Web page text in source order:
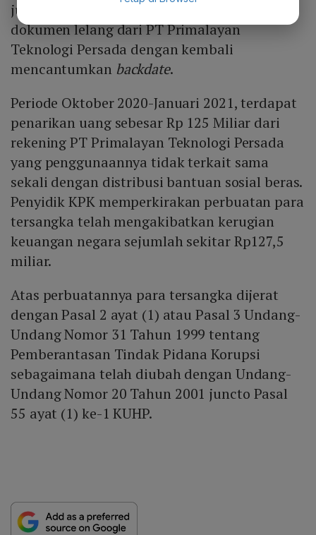
juga menemukan rekayasa beberapa
dokumen lelang dari PT Primalayan
Teknologi Persada dengan kembali
mencantumkan backdate.
Periode Oktober 2020-Januari 2021, terdapat
penarikan uang sebesar Rp 125 Miliar dari
rekening PT Primalayan Teknologi Persada
yang penggunaannya tidak terkait sama
sekali dengan distribusi bantuan sosial beras.
Penyidik KPK memperkirakan perbuatan para
tersangka telah mengakibatkan kerugian
keuangan negara sejumlah sekitar Rp127,5
miliar.
Atas perbuatannya para tersangka dijerat
dengan Pasal 2 ayat (1) atau Pasal 3 Undang-
Undang Nomor 31 Tahun 1999 tentang
Pemberantasan Tindak Pidana Korupsi
sebagaimana telah diubah dengan Undang-
Undang Nomor 20 Tahun 2001 juncto Pasal
55 ayat (1) ke-1 KUHP.